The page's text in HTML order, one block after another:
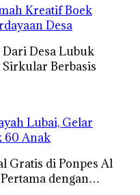
Kreatif Boek
Desa
Desa Lubuk
Berbasis
Lubai, Gelar
60 Anak
Gratis di Ponpes Al
dengan…